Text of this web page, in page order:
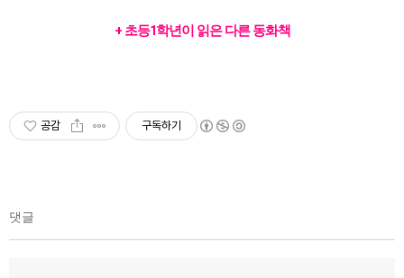
+ 초등1학년이 읽은 다른 동화책
공감 구독하기
댓글